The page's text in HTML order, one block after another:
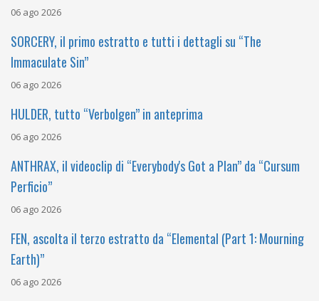
06 ago 2026
SORCERY, il primo estratto e tutti i dettagli su “The
Immaculate Sin”
06 ago 2026
HULDER, tutto “Verbolgen” in anteprima
06 ago 2026
ANTHRAX, il videoclip di “Everybody's Got a Plan” da “Cursum
Perficio”
06 ago 2026
FEN, ascolta il terzo estratto da “Elemental (Part 1: Mourning
Earth)”
06 ago 2026